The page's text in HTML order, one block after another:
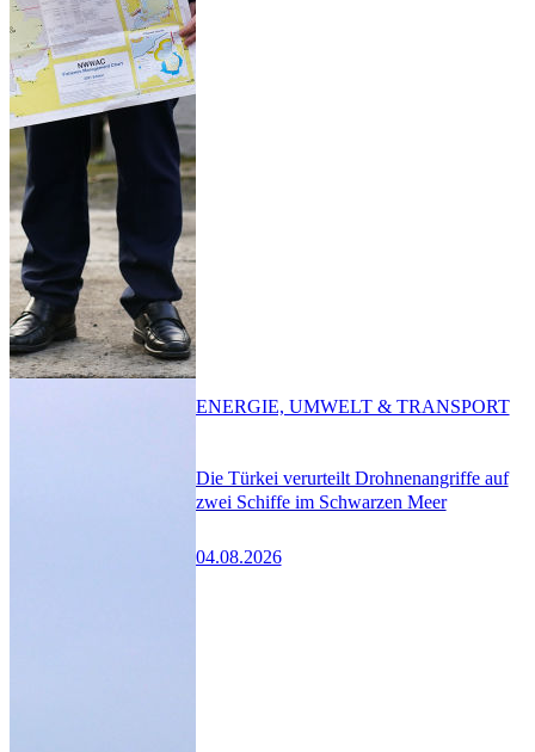
Die Türkei verurteilt Drohnenangriffe auf
zwei Schiffe im Schwarzen Meer
04.08.2026
ENERGIE, UMWELT & TRANSPORT